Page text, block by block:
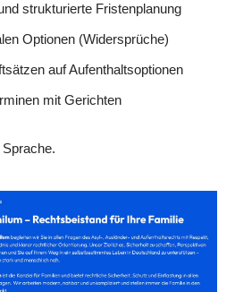
strukturierte Fristenplanung
Optionen (Widersprüche)
auf Aufenthaltsoptionen
mit Gerichten